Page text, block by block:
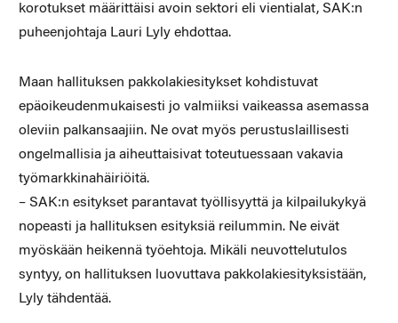
korotukset määrittäisi avoin sektori eli vientialat, SAK:n
puheenjohtaja Lauri Lyly ehdottaa.
Maan hallituksen pakkolakiesitykset kohdistuvat
epäoikeudenmukaisesti jo valmiiksi vaikeassa asemassa
oleviin palkansaajiin. Ne ovat myös perustuslaillisesti
ongelmallisia ja aiheuttaisivat toteutuessaan vakavia
työmarkkinahäiriöitä.
– SAK:n esitykset parantavat työllisyyttä ja kilpailukykyä
nopeasti ja hallituksen esityksiä reilummin. Ne eivät
myöskään heikennä työehtoja. Mikäli neuvottelutulos
syntyy, on hallituksen luovuttava pakkolakiesityksistään,
Lyly tähdentää.